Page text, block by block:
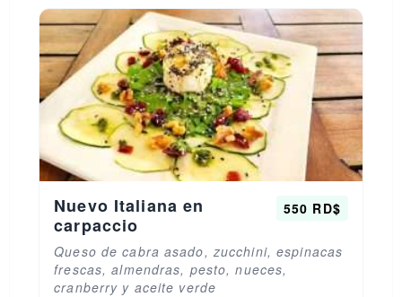
Nuevo Italiana en
carpaccio
550 RD$
Queso de cabra asado, zucchini, espinacas
frescas, almendras, pesto, nueces,
cranberry y aceite verde